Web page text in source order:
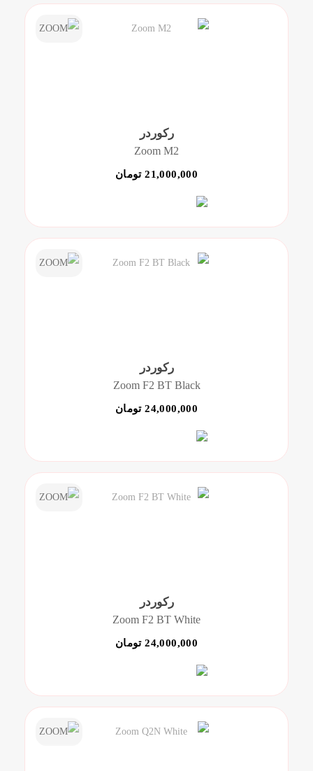
رکوردر
Zoom M2
21,000,000 تومان
رکوردر
Zoom F2 BT Black
24,000,000 تومان
رکوردر
Zoom F2 BT White
24,000,000 تومان